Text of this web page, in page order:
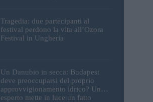
Tragedia: due partecipanti al
festival perdono la vita all’Ozora
Festival in Ungheria
Un Danubio in secca: Budapest
deve preoccuparsi del proprio
approvvigionamento idrico? Un
esperto mette in luce un fatto